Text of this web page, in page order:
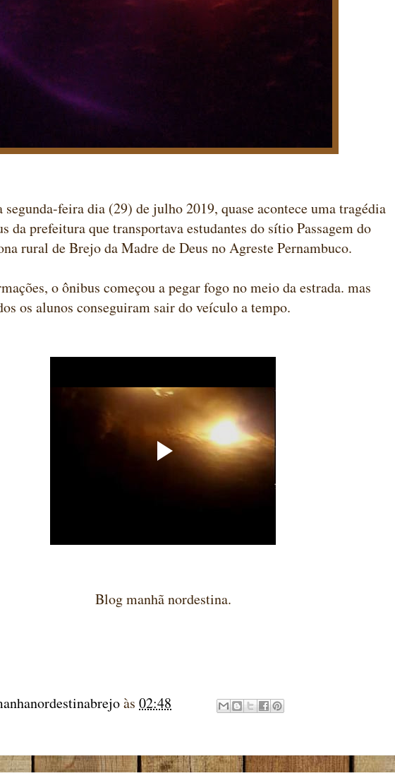
segunda-feira dia (29) de julho 2019, quase acontece uma tragédia
da prefeitura que transportava estudantes do sítio Passagem do
rural de Brejo da Madre de Deus no Agreste Pernambuco.
o ônibus começou a pegar fogo no meio da estrada. mas
os alunos conseguiram sair do veículo a tempo.
Blog manhã nordestina.
às 02:48